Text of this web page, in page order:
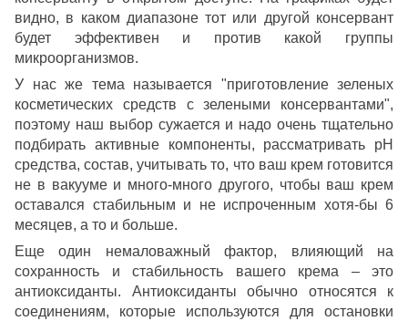
видно, в каком диапазоне тот или другой консервант
будет эффективен и против какой группы
микроорганизмов.
У нас же тема называется "приготовление зеленых
косметических средств с зелеными консервантами",
поэтому наш выбор сужается и надо очень тщательно
подбирать активные компоненты, рассматривать рН
средства, состав, учитывать то, что ваш крем готовится
не в вакууме и много-много другого, чтобы ваш крем
оставался стабильным и не испроченным хотя-бы 6
месяцев, а то и больше.
Еще один немаловажный фактор, влияющий на
сохранность и стабильность вашего крема – это
антиоксиданты. Антиоксиданты обычно относятся к
соединениям, которые используются для остановки